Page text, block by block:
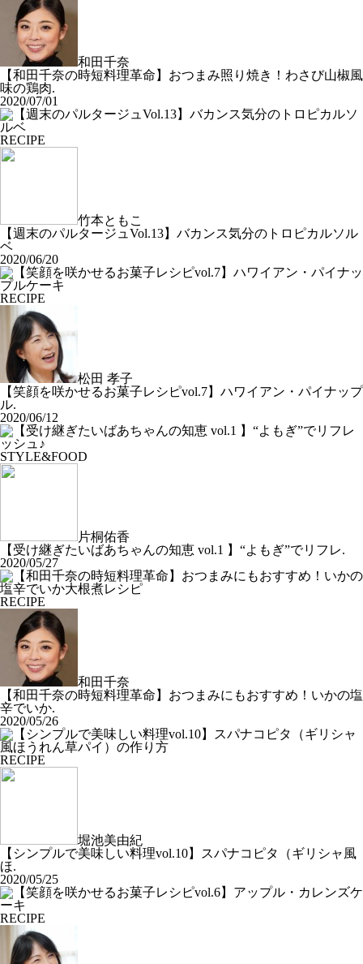
和田千奈
【和田千奈の時短料理革命】おつまみ照り焼き！わさび山椒風
味の鶏肉.
2020/07/01
RECIPE
竹本ともこ
【週末のパルタージュVol.13】バカンス気分のトロピカルソル
ベ
2020/06/20
RECIPE
松田 孝子
【笑顔を咲かせるお菓子レシピvol.7】ハワイアン・パイナップ
ル.
2020/06/12
STYLE&FOOD
片桐佑香
【受け継ぎたいばあちゃんの知恵 vol.1 】“よもぎ”でリフレ.
2020/05/27
RECIPE
和田千奈
【和田千奈の時短料理革命】おつまみにもおすすめ！いかの塩
辛でいか.
2020/05/26
RECIPE
堀池美由紀
【シンプルで美味しい料理vol.10】スパナコピタ（ギリシャ風
ほ.
2020/05/25
RECIPE